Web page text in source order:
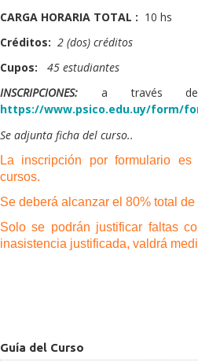
CARGA HORARIA TOTAL : 10 hs
Créditos: 2 (dos) créditos
Cupos: 45 estudiantes
INSCRIPCIONES: a través del
https://www.psico.edu.uy/form/
Se adjunta ficha del curso..
La inscripción por formulario
cursos.
Se deberá alcanzar el 80% total
Solo se podrán justificar faltas
inasistencia justificada, valdrá
Guía del Curso